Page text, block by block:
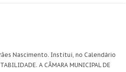
Nascimento. Institui, no Calendário
A CÂMARA MUNICIPAL DE